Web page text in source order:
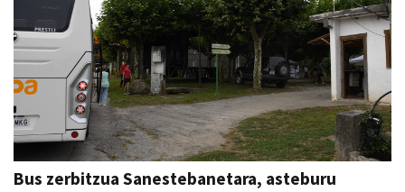
Bus zerbitzua Sanestebanetara, asteburu